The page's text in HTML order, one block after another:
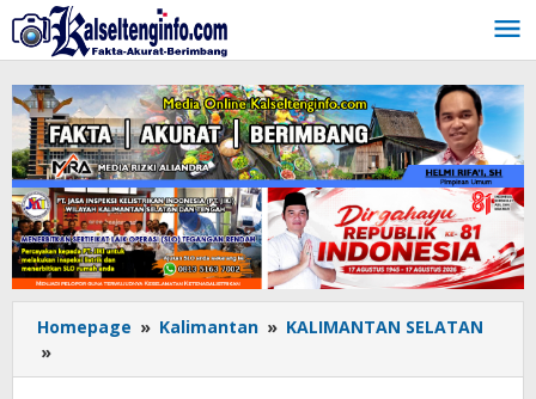
Lewati
ke
konten
Homepage » Kalimantan » KALIMANTAN SELATAN
»
Dipermudah,